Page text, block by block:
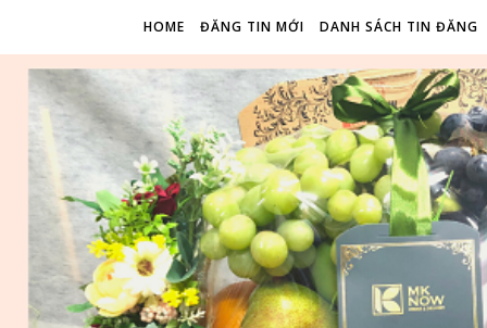
HOME ĐĂNG TIN MỚI DANH SÁCH TIN ĐĂNG